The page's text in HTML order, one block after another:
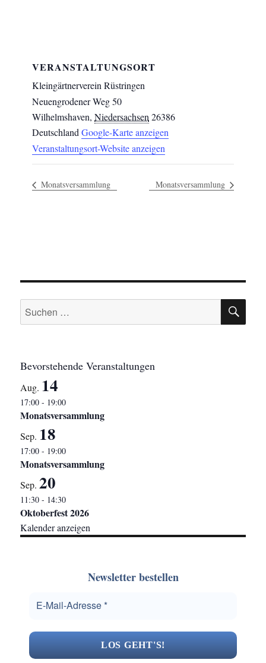
VERANSTALTUNGSORT
Kleingärtnerverein Rüstringen
Neuengrodener Weg 50
Wilhelmshaven, Niedersachsen 26386
Deutschland Google-Karte anzeigen
Veranstaltungsort-Website anzeigen
Monatsversammlung Monatsversammlung
Suchen
nach:
Bevorstehende Veranstaltungen
Aug. 14
17:00 - 19:00
Monatsversammlung
Sep. 18
17:00 - 19:00
Monatsversammlung
Sep. 20
11:30 - 14:30
Oktoberfest 2026
Kalender anzeigen
Newsletter bestellen